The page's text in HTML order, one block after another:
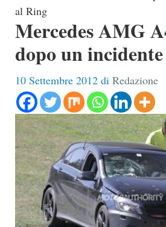
al Ring
Mercedes AMG
dopo un
10 Settembre 2012 di Redazione